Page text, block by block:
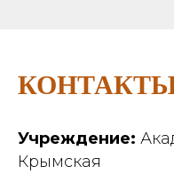
Учреждение:
Крымская